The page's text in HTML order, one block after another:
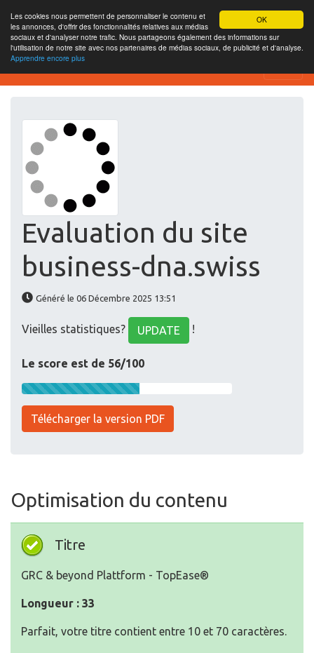
OK
Les cookies nous permettent de personnaliser le contenu et
les annonces, d'offrir des fonctionnalités relatives aux médias
sociaux et d'analyser notre trafic. Nous partageons également des informations sur
l'utilisation de notre site avec nos partenaires de médias sociaux, de publicité et d'analyse.
Apprendre encore plus
Website-SEO-Überprüfung
Evaluation du site
business-dna.swiss
Généré le 06 Décembre 2025 13:51
Vieilles statistiques? UPDATE !
Le score est de 56/100
Télécharger la version PDF
Optimisation du contenu
Titre
GRC & beyond Plattform - TopEase®
Longueur : 33
Parfait, votre titre contient entre 10 et 70 caractères.